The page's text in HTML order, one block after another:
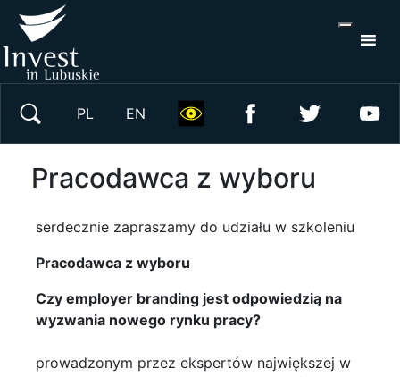
PL EN
Pracodawca z wyboru
serdecznie zapraszamy do udziału w szkoleniu
Pracodawca z wyboru
Czy employer branding jest odpowiedzią na
wyzwania nowego rynku pracy?
prowadzonym przez ekspertów największej w
Wyszukaj w serwisie